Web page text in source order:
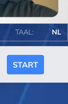
TAAL: NL
START